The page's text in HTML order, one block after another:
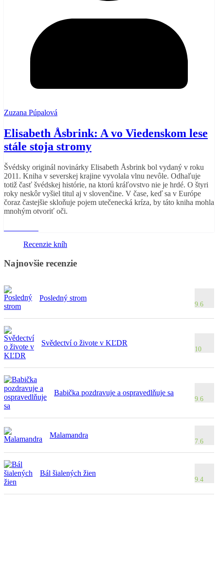
Zuzana Púpalová
Elisabeth Åsbrink: A vo Viedenskom lese
stále stoja stromy
Švédsky originál novinárky Elisabeth Åsbrink bol vydaný v roku
2011. Kniha v severskej krajine vyvolala vlnu nevôle. Odhaľuje
totiž časť švédskej histórie, na ktorú kráľovstvo nie je hrdé. O štyri
roky neskôr vyšiel titul aj v slovenčine. V čase, keď sa v Európe
čoraz častejšie skloňuje pojem utečenecká kríza, by táto kniha mohla
mnohým otvoriť oči.
Recenzie kníh
Najnovšie recenzie
Posledný strom
9.6
Svědectví o živote v KĽDR
10
Babička pozdravuje a ospravedlňuje sa
9.6
Malamandra
7.6
Bál šialených žien
9.4